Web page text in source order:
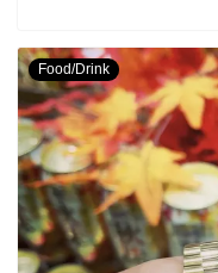
Food/Drink